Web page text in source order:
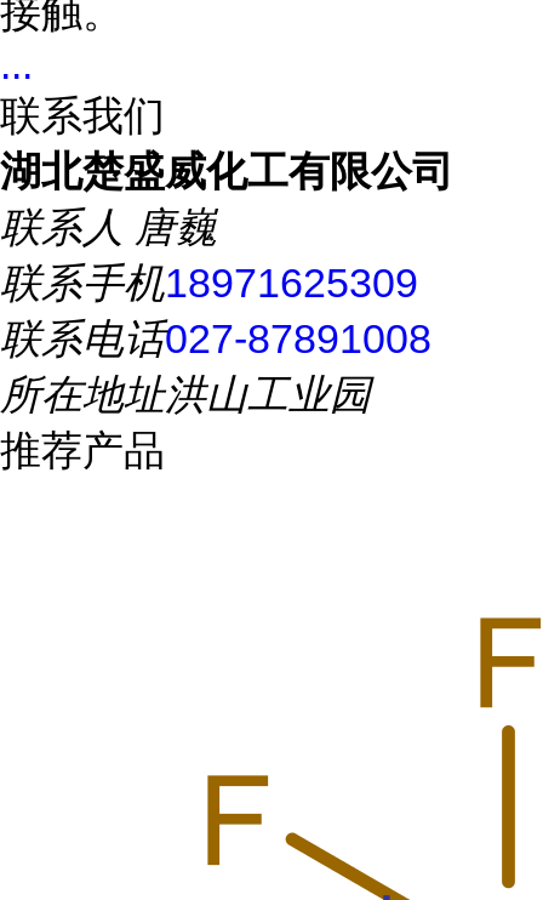
接触。
...
联系我们
湖北楚盛威化工有限公司
联系人 唐巍
联系手机18971625309
联系电话027-87891008
所在地址洪山工业园
推荐产品